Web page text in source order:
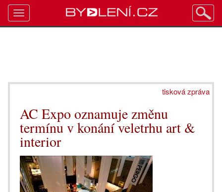
tisková zpráva
AC Expo oznamuje změnu
termínu v konání veletrhu art &
interior
Toggle
navigation